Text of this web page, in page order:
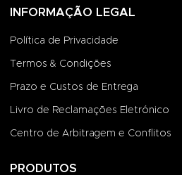
INFORMAÇÃO LEGAL
Política de Privacidade
Termos & Condições
Prazo e Custos de Entrega
Livro de Reclamações Eletrónico
Centro de Arbitragem e Conflitos
PRODUTOS